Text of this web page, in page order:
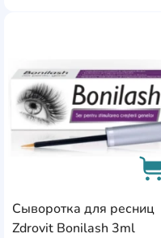
Сыворотка для ресниц
Zdrovit Bonilash 3ml